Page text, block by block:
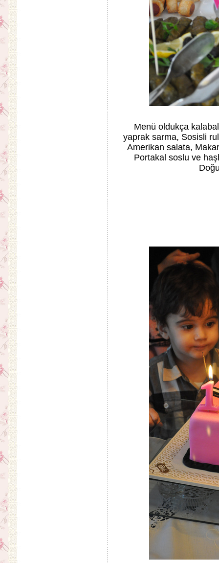
Menü oldukça
yaprak sarma, Sosisli
Amerikan salata,
Portakal soslu ve